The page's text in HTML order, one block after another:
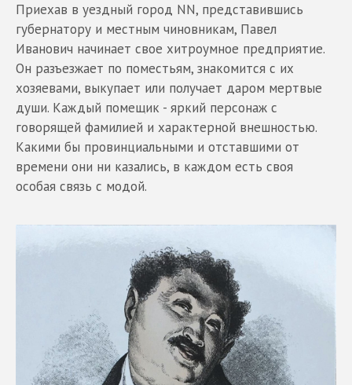
Приехав в уездный город NN, представившись
губернатору и местным чиновникам, Павел
Иванович начинает свое хитроумное предприятие.
Он разъезжает по поместьям, знакомится с их
хозяевами, выкупает или получает даром мертвые
души. Каждый помещик - яркий персонаж с
говорящей фамилией и характерной внешностью.
Какими бы провинциальными и отставшими от
времени они ни казались, в каждом есть своя
особая связь с модой.